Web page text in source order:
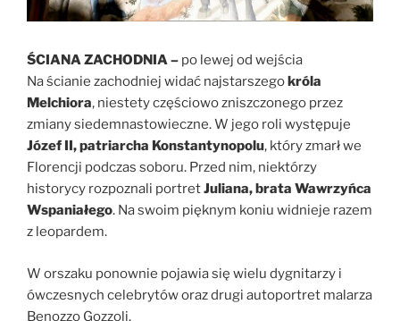
ŚCIANA ZACHODNIA – po lewej od wejścia
Na ścianie zachodniej widać najstarszego króla
Melchiora, niestety częściowo zniszczonego przez
zmiany siedemnastowieczne. W jego roli występuje
Józef II, patriarcha Konstantynopolu, który zmarł we
Florencji podczas soboru. Przed nim, niektórzy
historycy rozpoznali portretJuliana, brata Wawrzyńca
Wspaniałego. Na swoim pięknym koniu widnieje razem
z leopardem.
W orszaku ponownie pojawia się wielu dygnitarzy i
ówczesnych celebrytów oraz drugi autoportret malarza
Benozzo Gozzoli.